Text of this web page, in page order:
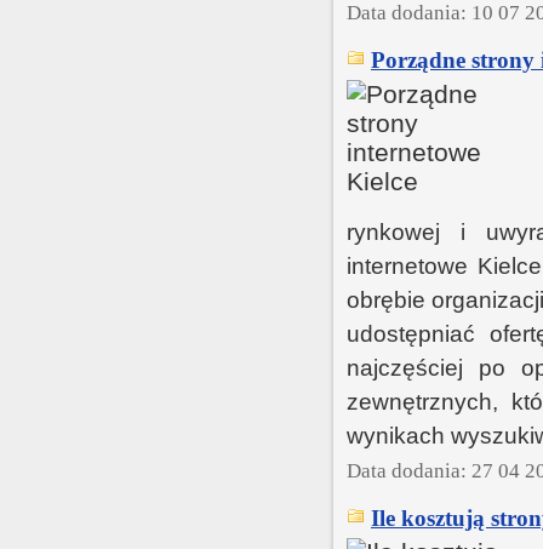
Data dodania: 10 07
Porządne strony
rynkowej i
internetowe
obrębie
udostępniać
najczęściej po
zewnętrznych,
wynikach
Data dodania: 27 04
Ile kosztują